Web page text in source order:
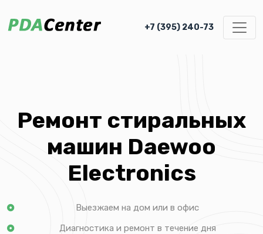
+7 (395) 240-73
Ремонт стиральных
машин Daewoo
Electronics
Выезжаем на дом или в офис
Диагностика и ремонт в течение дня